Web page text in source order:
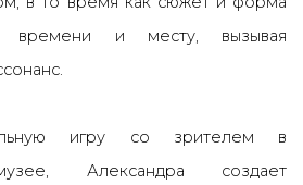
времени и месту, вызывая
игру со зрителем в
Александра создает